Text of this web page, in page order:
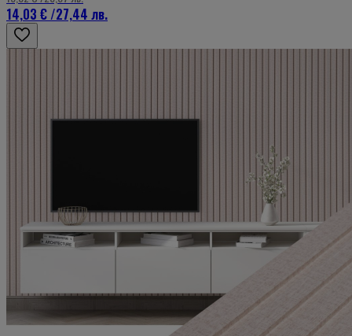
14,03 €/27,44 лв.